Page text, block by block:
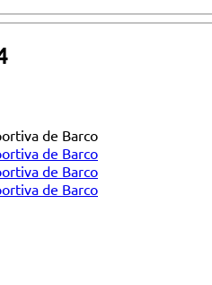
de Barco
de Barco
de Barco
de Barco